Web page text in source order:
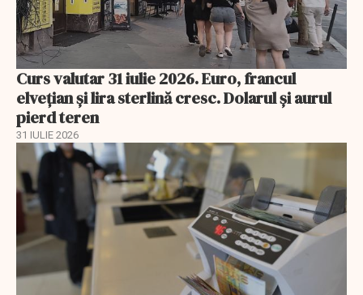
Curs valutar 31 iulie 2026. Euro, francul
elvețian și lira sterlină cresc. Dolarul și aurul
pierd teren
31 IULIE 2026